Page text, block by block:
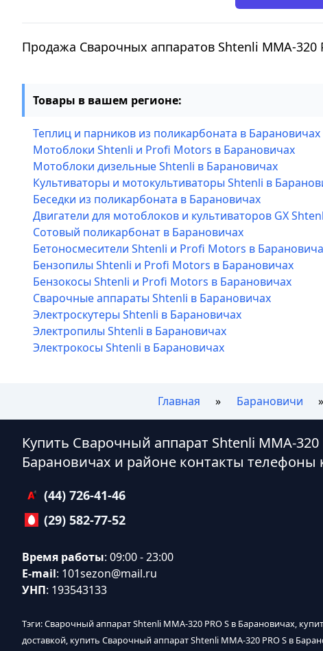
Продажа Сварочных аппаратов Shtenli MMA-
Товары в вашем регионе:
Теплиц и парников из поликарбоната в Барановичах
Мотоблоки Shtenli и Profi Motors в Барановичах
Мотоблоки дизельные Shtenli в Барановичах
Культиваторы и мотокультиваторы Shtenli в
Беседки из поликарбоната в Барановичах
Двигатели для мотоблоков и культиваторов GX
Сотовый поликарбонат в Барановичах
Бетоносмесители Shtenli и Profi Motors в
Бензопилы Shtenli и Profi Motors в Барановичах
Бензокосы Shtenli и Profi Motors в Барановичах
Сварочные аппараты Shtenli в Барановичах
Электроскутеры Shtenli в Барановичах
Электропилы Shtenli в Барановичах
Электрокосы Shtenli в Барановичах
Главная Барановичи
Купить Сварочный аппарат Shtenli MMA-320
Барановичах и районе контакты телефоны
(44) 726-41-46
(29) 582-77-52
Время работы: 09:00 - 23:00
E-mail: 101sezon@mail.ru
УНП: 193543133
Тэги: Сварочный аппарат Shtenli MMA-320 PRO S в Барановичах,
доставкой, купить Сварочный аппарат Shtenli MMA-320 PRO S в